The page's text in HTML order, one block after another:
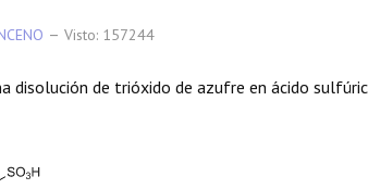
Visto: 157244
disolución de trióxido de azufre en ácido